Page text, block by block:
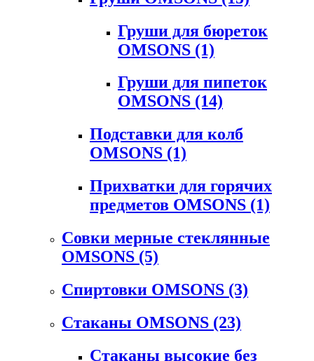
Груши для бюреток
OMSONS (1)
Груши для пипеток
OMSONS (14)
Подставки для колб
OMSONS (1)
Прихватки для горячих
предметов OMSONS (1)
Совки мерные стеклянные
OMSONS (5)
Спиртовки OMSONS (3)
Стаканы OMSONS (23)
Стаканы высокие без